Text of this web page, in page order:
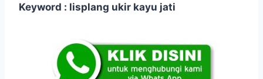
Keyword : lisplang ukir kayu jati